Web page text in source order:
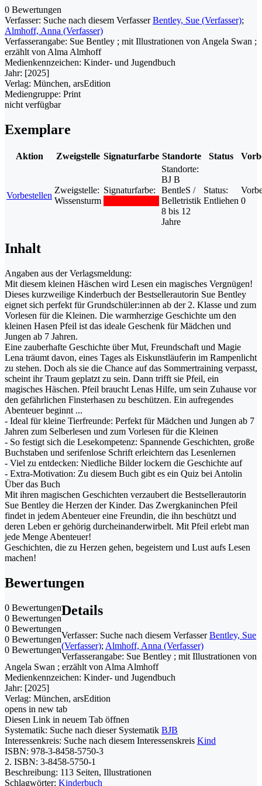
0 Bewertungen
Verfasser: Suche nach diesem Verfasser Bentley, Sue (Verfasser);
Almhoff, Anna (Verfasser)
Verfasserangabe: Sue Bentley ; mit Illustrationen von Angela Swan ;
erzählt von Alma Almhoff
Medienkennzeichen: Kinder- und Jugendbuch
Jahr: [2025]
Verlag: München, arsEdition
Mediengruppe: Print
nicht verfügbar
Exemplare
Aktion Zweigstelle Signaturfarbe Standorte Status
Vorbestellen
Zweigstelle:
Wissensturm
Signaturfarbe:
Standorte:
BJ B
BentleS /
Belletristik
8 bis 12
Jahre
Status:
Entliehen 0
Inhalt
Angaben aus der Verlagsmeldung:
Mit diesem kleinen Häschen wird Lesen ein magisches Vergnügen!
Dieses kurzweilige Kinderbuch der Bestsellerautorin Sue Bentley
eignet sich perfekt für Grundschüler:innen ab der 2. Klasse und zum
Vorlesen für die Kleinen. Die warmherzige Geschichte um den
kleinen Hasen Pfeil ist das ideale Geschenk für Mädchen und
Jungen ab 7 Jahren.
Eine zauberhafte Geschichte über Mut, Freundschaft und Magie
Lena träumt davon, eines Tages als Eiskunstläuferin im Rampenlicht
zu stehen. Doch als sie die Chance auf das Sommertraining verpasst,
scheint ihr Traum geplatzt zu sein. Dann trifft sie Pfeil, ein
magisches Häschen. Pfeil braucht Lenas Hilfe, um sein Zuhause vor
den gefährlichen Finsterhasen zu beschützen. Ein aufregendes
Abenteuer beginnt ...
- Ideal für kleine Tierfreunde: Perfekt für Mädchen und Jungen ab 7
Jahren zum Selberlesen und zum Vorlesen für die Kleinen
- So festigt sich die Lesekompetenz: Spannende Geschichten, große
Buchstaben und serifenlose Schrift erleichtern das Lesenlernen
- Viel zu entdecken: Niedliche Bilder lockern die Geschichte auf
- Extra-Motivation: Zu diesem Buch gibt es ein Quiz bei Antolin
Über das Buch
Mit ihren magischen Geschichten verzaubert die Bestsellerautorin
Sue Bentley die Herzen der Kinder. Das Zwergkaninchen Pfeil
findet in jedem Abenteuer eine Freundin, die ihn beschützt und
deren Leben er gehörig durcheinanderwirbelt. Mit Pfeil erlebt man
jede Menge Abenteuer!
Geschichten, die zu Herzen gehen, begeistern und Lust aufs Lesen
machen!
Bewertungen
0 Bewertungen
0 Bewertungen
0 Bewertungen
0 Bewertungen
0 Bewertungen
Details
Verfasser: Suche nach diesem Verfasser Bentley, Sue
(Verfasser); Almhoff, Anna (Verfasser)
Verfasserangabe: Sue Bentley ; mit Illustrationen von
Angela Swan ; erzählt von Alma Almhoff
Medienkennzeichen: Kinder- und Jugendbuch
Jahr: [2025]
Verlag: München, arsEdition
opens in new tab
Diesen Link in neuem Tab öffnen
Systematik: Suche nach dieser Systematik BJB
Interessenkreis: Suche nach diesem Interessenskreis Kind
ISBN: 978-3-8458-5750-3
2. ISBN: 3-8458-5750-1
Beschreibung: 113 Seiten, Illustrationen
Schlagwörter: Kinderbuch